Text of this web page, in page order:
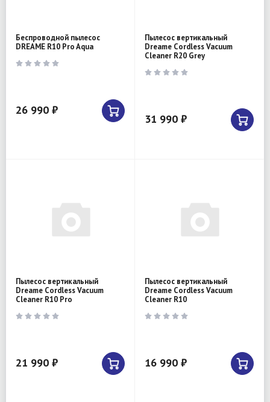
Беспроводной пылесос
DREAME R10 Pro Aqua
26 990 ₽
Пылесос вертикальный
Dreame Cordless Vacuum
Cleaner R20 Grey
31 990 ₽
Пылесос вертикальный
Dreame Cordless Vacuum
Cleaner R10 Pro
21 990 ₽
Пылесос вертикальный
Dreame Cordless Vacuum
Cleaner R10
16 990 ₽